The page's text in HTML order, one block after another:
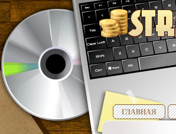
ГЛАВНАЯ